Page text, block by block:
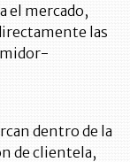
el mercado,
las
dentro de la
de clientela,